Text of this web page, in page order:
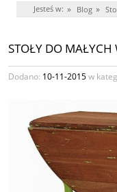
Jesteś w: » Blog »
STOŁY DO MAŁYCH
Dodano: 10-11-2015w